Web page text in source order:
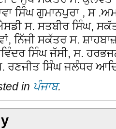
ਸਿੰਘ ਗੁਮਾਨਪੁਰਾ , ਸ
ਸ. ਸਤਬੀਰ ਸਿੰਘ,
ਨਿੱਜੀ ਸਕੱਤਰ ਸ.
ਸਿੰਘ ਜੱਸੀ, ਸ.
ਰਣਜੀਤ ਸਿੰਘ ਜਲੰਧਰ
in ਪੰਜਾਬ.